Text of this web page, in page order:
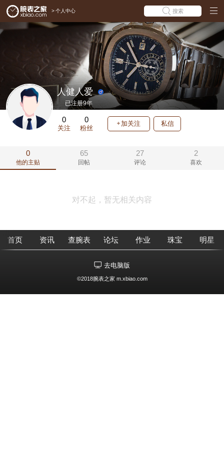
> 个人中心 搜索
人健人爱
已注册9年
0
关注
0
粉丝
加关注 私信
0
他的主贴
65
回帖
27
评论
2
喜欢
对不起，暂无相关内容
首页 资讯 查腕表 论坛 作业 珠宝 明星
去电脑版
©2018腕表之家 m.xbiao.com